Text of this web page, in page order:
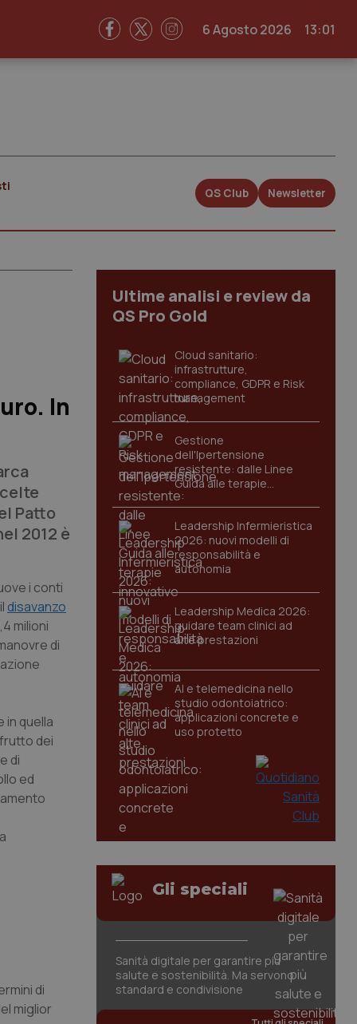
6 Agosto 2026 13:01
QS Club Newsletter
In
Patto
2012 è
i conti
disavanzo
milioni
di
in quella
dei
di
ed
di
miglior
Ultime analisi e review da
QS Pro Gold
Cloud sanitario:
infrastrutture,
compliance, GDPR e Risk
management
Gestione
dell'Ipertensione
resistente: dalle Linee
Guida alle terapie
innovative
Leadership Infermieristica
2026: nuovi modelli di
responsabilità e
autonomia
Leadership Medica 2026:
guidare team clinici ad
alte prestazioni
AI e telemedicina nello
studio odontoiatrico:
applicazioni concrete e
uso protetto
Gli speciali
Sanità digitale per garantire più
salute e sostenibilità. Ma servono
standard e condivisione